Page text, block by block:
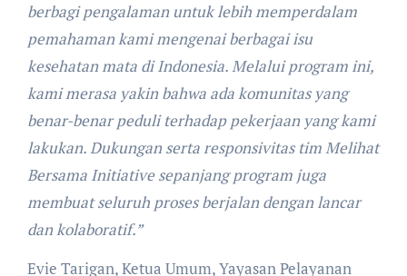
berbagi pengalaman untuk lebih memperdalam
pemahaman kami mengenai berbagai isu
kesehatan mata di Indonesia. Melalui program ini,
kami merasa yakin bahwa ada komunitas yang
benar-benar peduli terhadap pekerjaan yang kami
lakukan. Dukungan serta responsivitas tim Melihat
Bersama Initiative sepanjang program juga
membuat seluruh proses berjalan dengan lancar
dan kolaboratif.”
Evie Tarigan, Ketua Umum, Yayasan Pelayanan